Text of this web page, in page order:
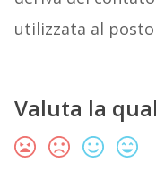
utilizzata al
Valuta la